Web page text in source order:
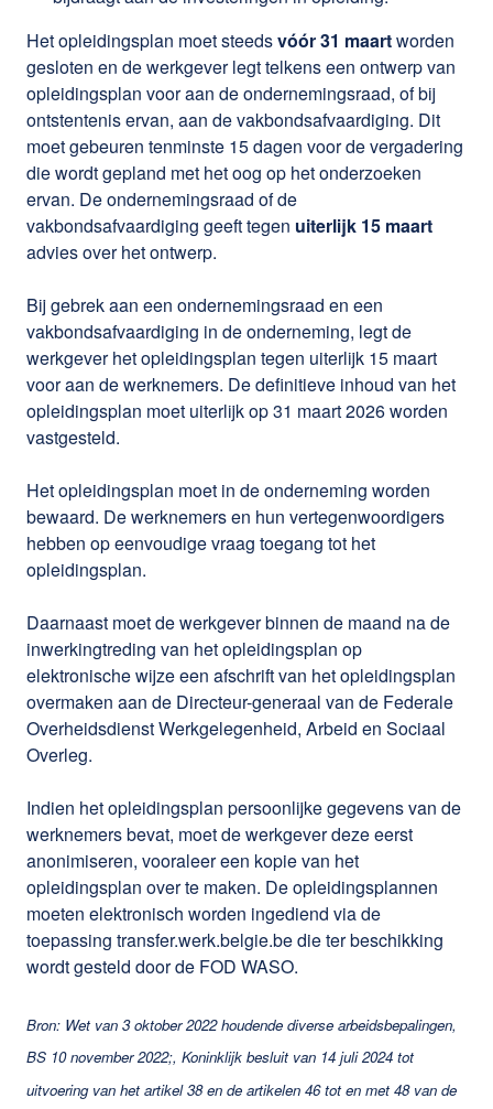
Het opleidingsplan moet steedsvóór 31 maartworden
gesloten en de werkgever legt telkens een ontwerp van
opleidingsplan voor aan de ondernemingsraad, of bij
ontstentenis ervan, aan de vakbondsafvaardiging. Dit
moet gebeuren tenminste 15 dagen voor de vergadering
die wordt gepland met het oog op het onderzoeken
ervan. De ondernemingsraad of de
vakbondsafvaardiging geeft tegen uiterlijk 15 maart
advies over het ontwerp.
Bij gebrek aan een ondernemingsraad en een
vakbondsafvaardiging in de onderneming, legt de
werkgever het opleidingsplan tegen uiterlijk 15 maart
voor aan de werknemers. De definitieve inhoud van het
opleidingsplan moet uiterlijk op 31 maart 2026 worden
vastgesteld.
Het opleidingsplan moet in de onderneming worden
bewaard. De werknemers en hun vertegenwoordigers
hebben op eenvoudige vraag toegang tot het
opleidingsplan.
Daarnaast moet de werkgever binnen de maand na de
inwerkingtreding van het opleidingsplan op
elektronische wijze een afschrift van het opleidingsplan
overmaken aan de Directeur-generaal van de Federale
Overheidsdienst Werkgelegenheid, Arbeid en Sociaal
Overleg.
Indien het opleidingsplan persoonlijke gegevens van de
werknemers bevat, moet de werkgever deze eerst
anonimiseren, vooraleer een kopie van het
opleidingsplan over te maken. De opleidingsplannen
moeten elektronisch worden ingediend via de
toepassing transfer.werk.belgie.be die ter beschikking
wordt gesteld door de FOD WASO.
Bron: Wet van 3 oktober 2022 houdende diverse arbeidsbepalingen,
BS 10 november 2022;, Koninklijk besluit van 14 juli 2024 tot
uitvoering van het artikel 38 en de artikelen 46 tot en met 48 van de